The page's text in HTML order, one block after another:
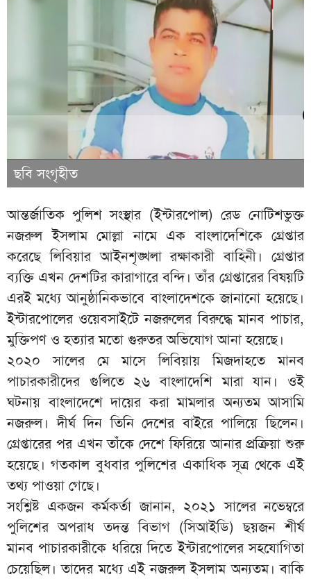
ছবি সংগৃহীত
আন্তর্জাতিক পুলিশ সংস্থার (ইন্টারপোল) রেড নোটিশভুক্ত
নজরুল ইসলাম মোল্লা নামে এক বাংলাদেশিকে গ্রেপ্তার
করেছে লিবিয়ার আইনশৃঙ্খলা রক্ষাকারী বাহিনী। গ্রেপ্তার
ব্যক্তি এখন দেশটির কারাগারে বন্দি। তাঁর গ্রেপ্তারের বিষয়টি
এরই মধ্যে আনুষ্ঠানিকভাবে বাংলাদেশকে জানানো হয়েছে।
ইন্টারপোলের ওয়েবসাইটে নজরুলের বিরুদ্ধে মানব পাচার,
মুক্তিপণ ও হত্যার মতো গুরুতর অভিযোগ আনা হয়েছে।
২০২০ সালের মে মাসে লিবিয়ায় মিজদাহতে মানব
পাচারকারীদের গুলিতে ২৬ বাংলাদেশি মারা যান। ওই
ঘটনায় বাংলাদেশে দায়ের করা মামলার অন্যতম আসামি
নজরুল। দীর্ঘ দিন তিনি দেশের বাইরে পালিয়ে ছিলেন।
গ্রেপ্তারের পর এখন তাঁকে দেশে ফিরিয়ে আনার প্রক্রিয়া শুরু
হয়েছে। গতকাল বুধবার পুলিশের একাধিক সূত্র থেকে এই
তথ্য পাওয়া গেছে।
সংশ্লিষ্ট একজন কর্মকর্তা জানান, ২০২১ সালের নভেম্বরে
পুলিশের অপরাধ তদন্ত বিভাগ (সিআইডি) ছয়জন শীর্ষ
মানব পাচারকারীকে ধরিয়ে দিতে ইন্টারপোলের সহযোগিতা
চেয়েছিল। তাদের মধ্যে এই নজরুল ইসলাম অন্যতম। বাকি